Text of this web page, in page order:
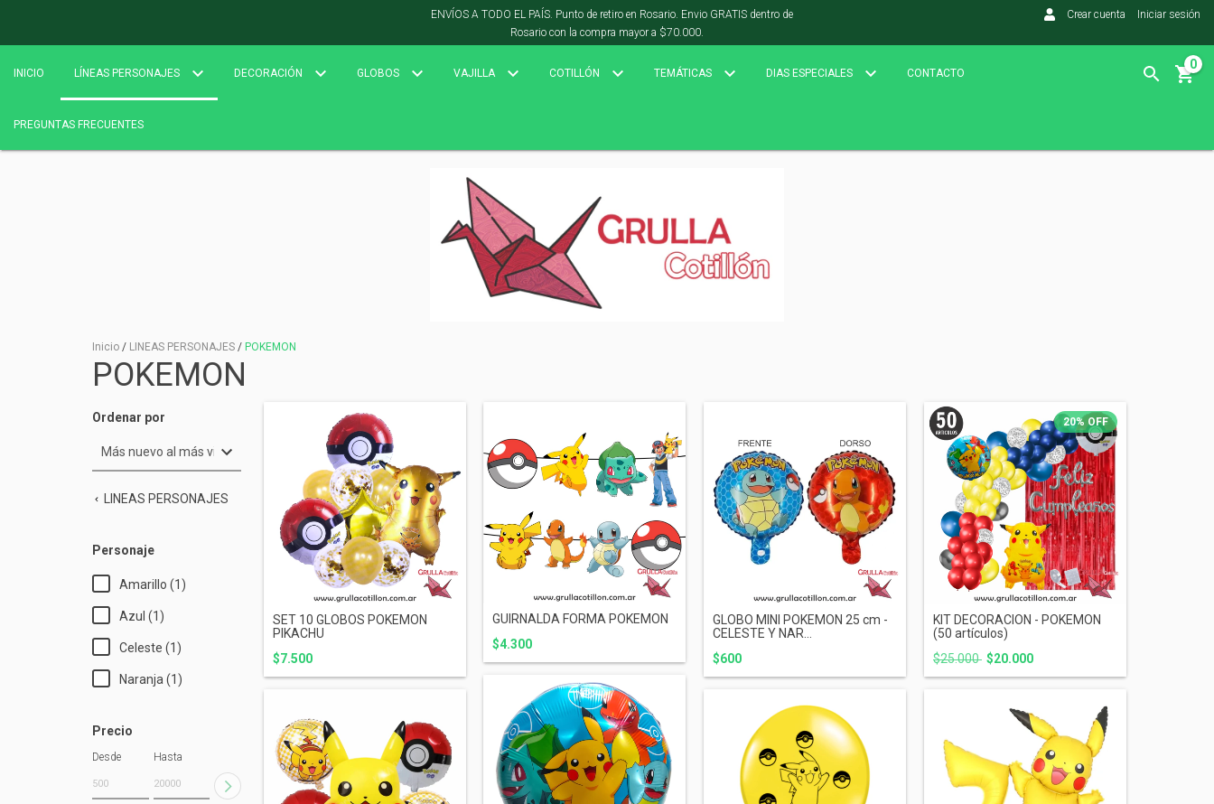
ENVÍOS A TODO EL PAÍS. Punto de retiro en Rosario. Envio GRATIS dentro de
Rosario con la compra mayor a $70.000.
Crear cuenta Iniciar sesión
INICIO LÍNEAS PERSONAJES DECORACIÓN GLOBOS VAJILLA COTILLÓN TEMÁTICAS DIAS ESPECIALES CONTACTO
PREGUNTAS FRECUENTES
0
Inicio / LINEAS PERSONAJES / POKEMON
POKEMON
Ordenar por
LINEAS PERSONAJES
Personaje
Amarillo (1)
Azul (1)
Celeste (1)
Naranja (1)
Precio
Desde Hasta
SET 10 GLOBOS POKEMON
PIKACHU
$7.500
GUIRNALDA FORMA POKEMON
$4.300
GLOBO MINI POKEMON 25 cm -
CELESTE Y NAR...
$600
20% OFF
KIT DECORACION - POKEMON
(50 artículos)
$25.000 $20.000